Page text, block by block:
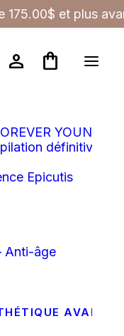
175.00$ et plus
person shopping_bag
YOUNG
définitive
Epicutis
Anti-âge
AVANCÉ
COEUR